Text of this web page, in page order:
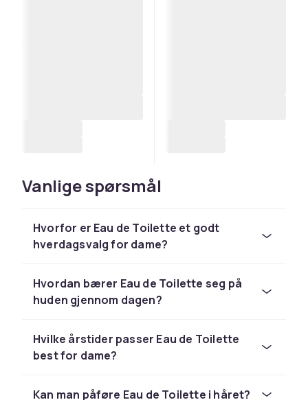
Vanlige spørsmål
Hvorfor er Eau de Toilette et godt
hverdagsvalg for dame?
Hvordan bærer Eau de Toilette seg på
huden gjennom dagen?
Hvilke årstider passer Eau de Toilette
best for dame?
Kan man påføre Eau de Toilette i håret?